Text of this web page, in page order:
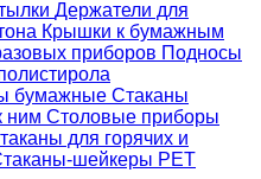
Держатели для
Крышки к бумажным
приборов Подносы
бумажные Стаканы
ним Столовые приборы
для горячих и
шейкеры PET